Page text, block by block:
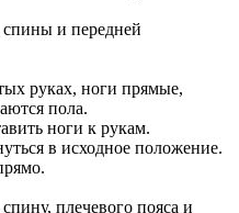
и передней
руках, ноги прямые,
пола.
ноги к рукам.
в исходное положение.
плечевого пояса и